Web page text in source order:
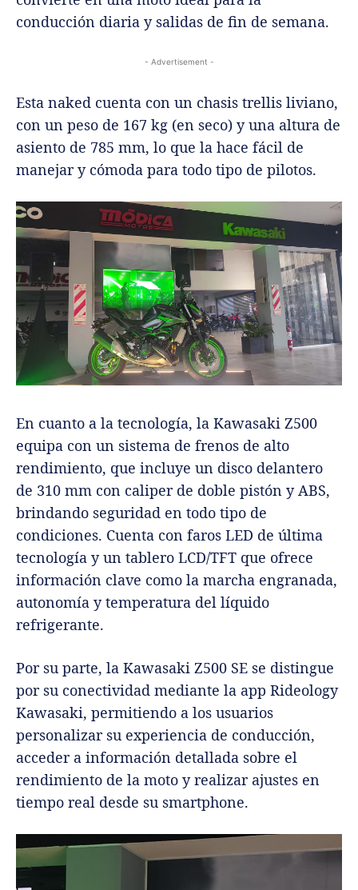
conducción diaria y salidas de fin de semana.
- Advertisement -
Esta naked cuenta con un chasis trellis liviano,
con un peso de 167 kg (en seco) y una altura de
asiento de 785 mm, lo que la hace fácil de
manejar y cómoda para todo tipo de pilotos.
En cuanto a la tecnología, la Kawasaki Z500
equipa con un sistema de frenos de alto
rendimiento, que incluye un disco delantero
de 310 mm con caliper de doble pistón y ABS,
brindando seguridad en todo tipo de
condiciones. Cuenta con faros LED de última
tecnología y un tablero LCD/TFT que ofrece
información clave como la marcha engranada,
autonomía y temperatura del líquido
refrigerante.
Por su parte, la Kawasaki Z500 SE se distingue
por su conectividad mediante la app Rideology
Kawasaki, permitiendo a los usuarios
personalizar su experiencia de conducción,
acceder a información detallada sobre el
rendimiento de la moto y realizar ajustes en
tiempo real desde su smartphone.